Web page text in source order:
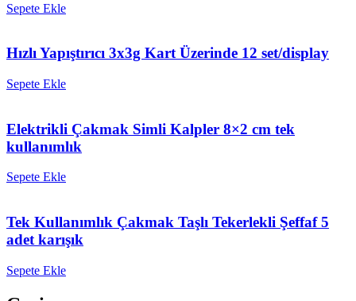
Sepete Ekle
Hızlı Yapıştırıcı 3x3g Kart Üzerinde 12 set/display
Sepete Ekle
Elektrikli Çakmak Simli Kalpler 8×2 cm tek
kullanımlık
Sepete Ekle
Tek Kullanımlık Çakmak Taşlı Tekerlekli Şeffaf 5
adet karışık
Sepete Ekle